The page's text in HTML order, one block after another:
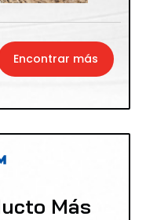
Encontrar más
Más